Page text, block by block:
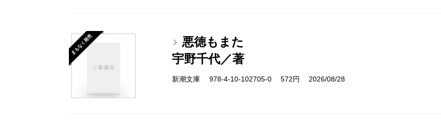
まもなく発売
悪徳もまた
宇野千代／著
新潮文庫 978-4-10-102705-0 572円 2026/08/28